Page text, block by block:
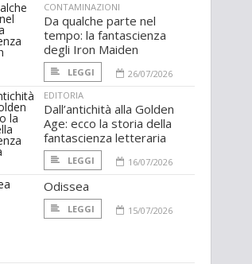
CONTAMINAZIONI
Da qualche parte nel
tempo: la fantascienza
degli Iron Maiden
LEGGI
26/07/2026
EDITORIA
Dall’antichità alla Golden
Age: ecco la storia della
fantascienza letteraria
LEGGI 16/07/2026
Odissea
LEGGI 15/07/2026